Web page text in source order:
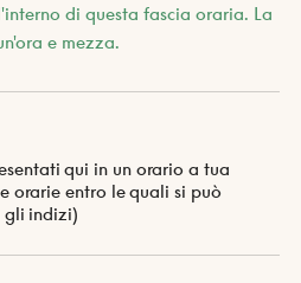
di questa fascia oraria. La
e mezza.
qui in un orario a tua
orarie entro le quali si può
gli indizi)